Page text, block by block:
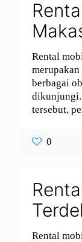
Rental
berbagai
dikunjungi.
tersebut,
0
Rental